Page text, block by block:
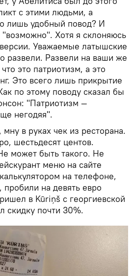
с этими людьми, а
лишь удобный повод? И
"возможно". Хотя я склоняюсь
Уважаемые латышские
развели. Развели на ваши же
это патриотизм, а это
Это всего лишь прикрытие
по этому поводу сказал бы
"Патриотизм —
негодяя".
в руках чек из ресторана.
шестьдесят центов.
может быть такого. Не
меню на сайте
на телефоне,
на девять евро
в Kūriņš с георгиевской
скидку почти 30%.